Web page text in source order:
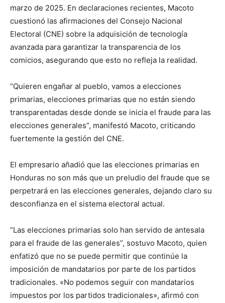
marzo de 2025. En declaraciones recientes, Macoto
cuestionó las afirmaciones del Consejo Nacional
Electoral (CNE) sobre la adquisición de tecnología
avanzada para garantizar la transparencia de los
comicios, asegurando que esto no refleja la realidad.
“Quieren engañar al pueblo, vamos a elecciones
primarias, elecciones primarias que no están siendo
transparentadas desde donde se inicia el fraude para las
elecciones generales”, manifestó Macoto, criticando
fuertemente la gestión del CNE.
El empresario añadió que las elecciones primarias en
Honduras no son más que un preludio del fraude que se
perpetrará en las elecciones generales, dejando claro su
desconfianza en el sistema electoral actual.
“Las elecciones primarias solo han servido de antesala
para el fraude de las generales”, sostuvo Macoto, quien
enfatizó que no se puede permitir que continúe la
imposición de mandatarios por parte de los partidos
tradicionales. «No podemos seguir con mandatarios
impuestos por los partidos tradicionales», afirmó con